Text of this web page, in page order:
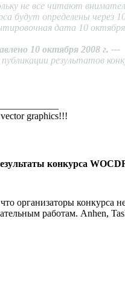
не все читают
будут определены через
дата 10
10 октября 2008 г. ---
результатов
graphics!!!
конкурса
организаторы конкурса
работам. Anhen,